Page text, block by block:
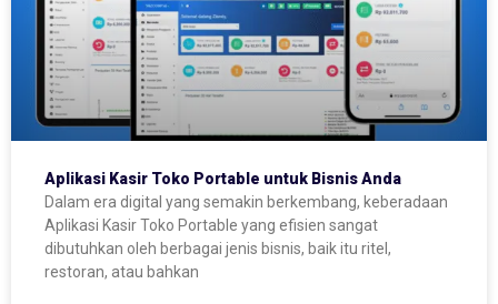
Aplikasi Kasir Toko Portable untuk Bisnis Anda
Dalam era digital yang semakin berkembang, keberadaan
Aplikasi Kasir Toko Portable yang efisien sangat
dibutuhkan oleh berbagai jenis bisnis, baik itu ritel,
restoran, atau bahkan